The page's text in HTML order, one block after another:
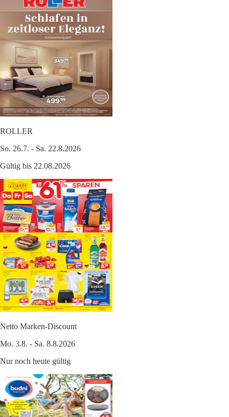
ROLLER
So. 26.7. - Sa. 22.8.2026
Gültig bis 22.08.2026
Netto Marken-Discount
Mo. 3.8. - Sa. 8.8.2026
Nur noch heute gültig